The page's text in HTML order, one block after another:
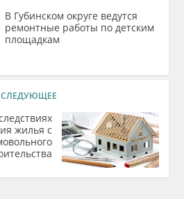
В Губинском округе ведутся
ремонтные работы по детским
площадкам
СЛЕДУЮЩЕЕ
жилья с